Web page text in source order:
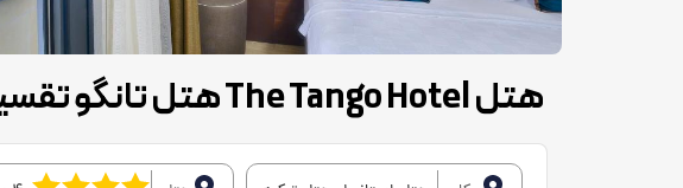
هتل The Tango Hotel هتل تانگو تقسیم